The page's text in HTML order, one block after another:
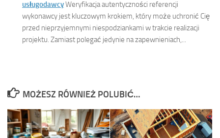
usługodawcyWeryfikacja autentyczności referencji
wykonawcy jest kluczowym krokiem, który może uchronić Cię
przed nieprzyjemnymi niespodziankami w trakcie realizacji
projektu. Zamiast polegać jedynie na zapewnieniach,...
MOŻESZ RÓWNIEŻ POLUBIĆ…